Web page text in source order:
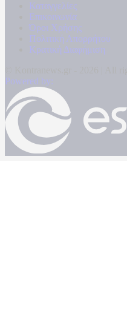
Καταγγελίες
Επικοινωνία
Όροι Χρήσης
Πολιτική Απορρήτου
Κρατική Διαφήμιση
Powered by: